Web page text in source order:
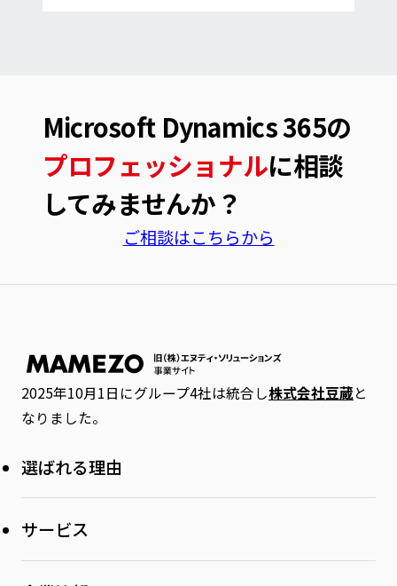
Microsoft Dynamics 365の
プロフェッショナルに相談
してみませんか？
ご相談はこちらから
2025年10月1日にグループ4社は統合し株式会社豆蔵と
なりました。
選ばれる理由
サービス
Dynamics 365 FO 導入支援